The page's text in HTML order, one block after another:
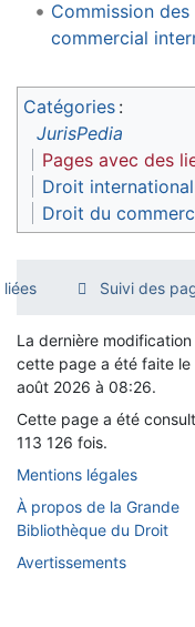
Commission
commercial
Catégories :
JurisPedia
Pages avec des
Droit international
Droit du
liées Suivi des
La dernière
cette page a été faite le
août 2026 à 08:26.
Cette page a été
113 126 fois.
Mentions légales
À propos de la Grande
Bibliothèque du Droit
Avertissements